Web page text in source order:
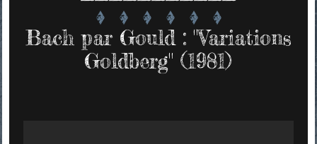
Bach par Gould : "Variations
Goldberg" (1981)